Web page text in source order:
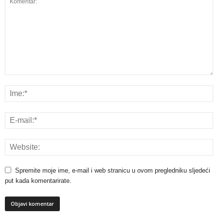
Spremite moje ime, e-mail i web stranicu u ovom pregledniku sljedeći
put kada komentarirate.